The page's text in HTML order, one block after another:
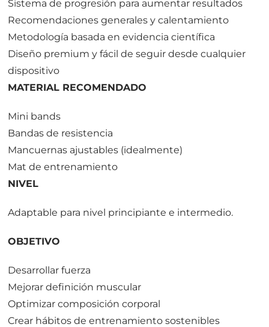
Sistema de progresión para aumentar resultados
Recomendaciones generales y calentamiento
Metodología basada en evidencia científica
Diseño premium y fácil de seguir desde cualquier
dispositivo
MATERIAL RECOMENDADO
Mini bands
Bandas de resistencia
Mancuernas ajustables (idealmente)
Mat de entrenamiento
NIVEL
Adaptable para nivel principiante e intermedio.
OBJETIVO
Desarrollar fuerza
Mejorar definición muscular
Optimizar composición corporal
Crear hábitos de entrenamiento sostenibles